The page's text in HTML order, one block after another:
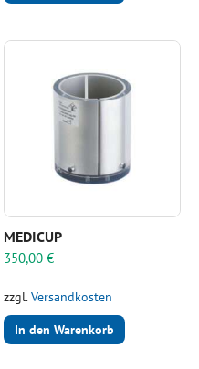
MEDICUP
350,00 €
zzgl.Versandkosten
In den Warenkorb